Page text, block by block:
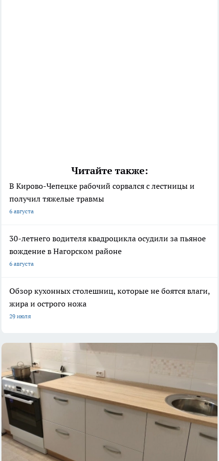
Читайте также:
В Кирово-Чепецке рабочий сорвался с лестницы и
получил тяжелые травмы
6 августа
30-летнего водителя квадроцикла осудили за пьяное
вождение в Нагорском районе
6 августа
Обзор кухонных столешниц, которые не боятся влаги,
жира и острого ножа
29 июля